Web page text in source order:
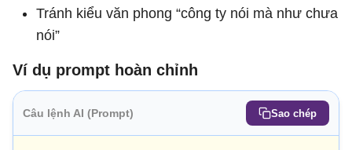
Tránh kiểu văn phong “công ty nói mà như chưa
nói”
Ví dụ prompt hoàn chỉnh
Câu lệnh AI (Prompt) Sao chép